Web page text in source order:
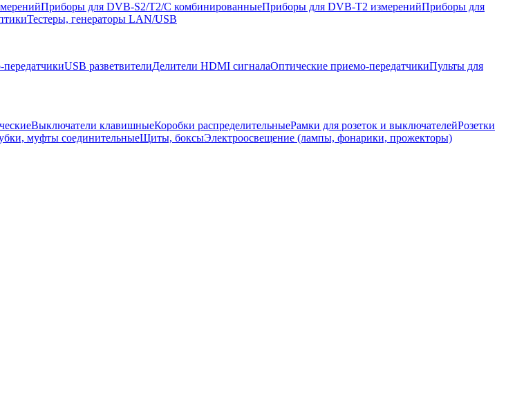
Приборы для DVB-S2/T2/C комбинированныеПриборы для DVB-T2 измеренийПриборы для
Тестеры, генераторы LAN/USB
USB разветвителиДелители HDMI сигналаОптические приемо-передатчикиПульты для
Выключатели клавишныеКоробки распределительныеРамки для розеток и выключателейРозетки
муфты соединительныеЩиты, боксыЭлектроосвещение (лампы, фонарики, прожекторы)